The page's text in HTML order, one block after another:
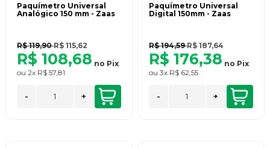
Paquímetro Universal
Analógico 150 mm - Zaas
R$ 119,90R$ 115,62
R$ 108,68 no Pix
ou 2x R$ 57,81
- +
Paquímetro Universal
Digital 150mm - Zaas
R$ 194,59R$ 187,64
R$ 176,38 no Pix
ou 3x R$ 62,55
- +